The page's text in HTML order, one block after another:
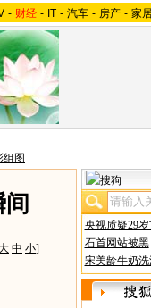
- 财经 - IT - 汽车 - 房产 - 家
组图
中 小]
央视质疑29岁
石首网站被黑
宋美龄牛奶洗